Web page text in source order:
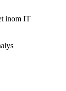
inom IT